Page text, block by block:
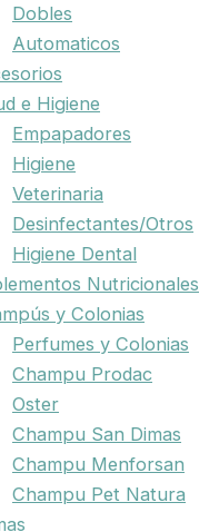
Dobles
Automaticos
e Higiene
Empapadores
Higiene
Veterinaria
Desinfectantes/Otros
Higiene Dental
Nutricionales
y Colonias
Perfumes y Colonias
Champu Prodac
Oster
Champu San Dimas
Champu Menforsan
Champu Pet Natura